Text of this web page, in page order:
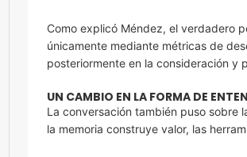
Como explicó Méndez, el verdadero
únicamente mediante métricas de
posteriormente en la consideración y
UN CAMBIO EN LA FORMA DE
La conversación también puso sobre
la memoria construye valor, las